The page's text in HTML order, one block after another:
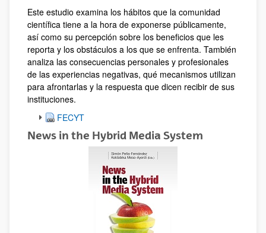
Este estudio examina los hábitos que la comunidad
científica tiene a la hora de exponerse públicamente,
así como su percepción sobre los beneficios que les
reporta y los obstáculos a los que se enfrenta. También
analiza las consecuencias personales y profesionales
de las experiencias negativas, qué mecanismos utilizan
para afrontarlas y la respuesta que dicen recibir de sus
instituciones.
FECYT
News in the Hybrid Media System